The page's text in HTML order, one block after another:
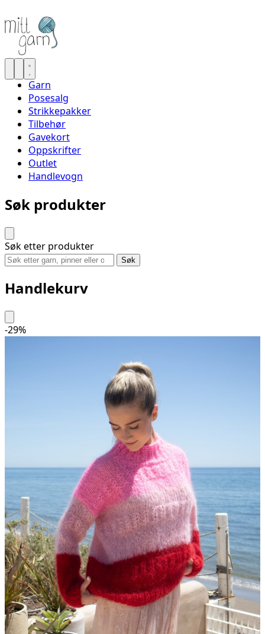
Garn
Posesalg
Strikkepakker
Tilbehør
Gavekort
Oppskrifter
Outlet
Handlevogn
Søk produkter
Søk etter produkter
Søk
Handlekurv
-29%